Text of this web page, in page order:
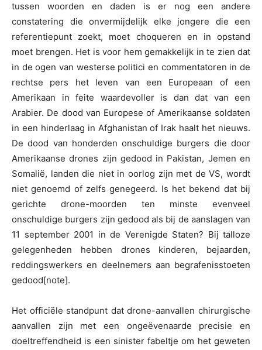
tussen woorden en daden is er nog een andere
constatering die onvermijdelijk elke jongere die een
referentiepunt zoekt, moet choqueren en in opstand
moet brengen. Het is voor hem gemakkelijk in te zien dat
in de ogen van westerse politici en commentatoren in de
rechtse pers het leven van een Europeaan of een
Amerikaan in feite waardevoller is dan dat van een
Arabier. De dood van Europese of Amerikaanse soldaten
in een hinderlaag in Afghanistan of Irak haalt het nieuws.
De dood van honderden onschuldige burgers die door
Amerikaanse drones zijn gedood in Pakistan, Jemen en
Somalië, landen die niet in oorlog zijn met de VS, wordt
niet genoemd of zelfs genegeerd. Is het bekend dat bij
gerichte drone-moorden ten minste evenveel
onschuldige burgers zijn gedood als bij de aanslagen van
11 september 2001 in de Verenigde Staten? Bij talloze
gelegenheden hebben drones kinderen, bejaarden,
reddingswerkers en deelnemers aan begrafenisstoeten
gedood[note].
Het officiële standpunt dat drone-aanvallen chirurgische
aanvallen zijn met een ongeëvenaarde precisie en
doeltreffendheid is een sinister fabeltje om het geweten